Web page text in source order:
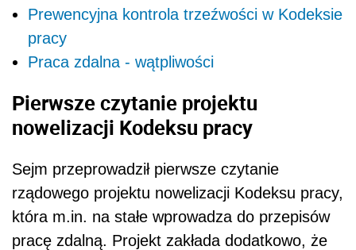
Prewencyjna kontrola trzeźwości w Kodeksie
pracy
Praca zdalna - wątpliwości
Pierwsze czytanie projektu
nowelizacji Kodeksu pracy
Sejm przeprowadził pierwsze czytanie
rządowego projektu nowelizacji Kodeksu pracy,
która m.in. na stałe wprowadza do przepisów
pracę zdalną. Projekt zakłada dodatkowo, że